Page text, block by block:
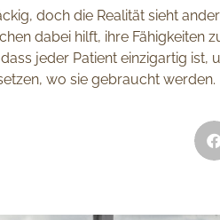
doch die Realität sieht
dabei hilft, ihre Fähigkeiten
jeder Patient einzigartig ist,
wo sie gebraucht werden.